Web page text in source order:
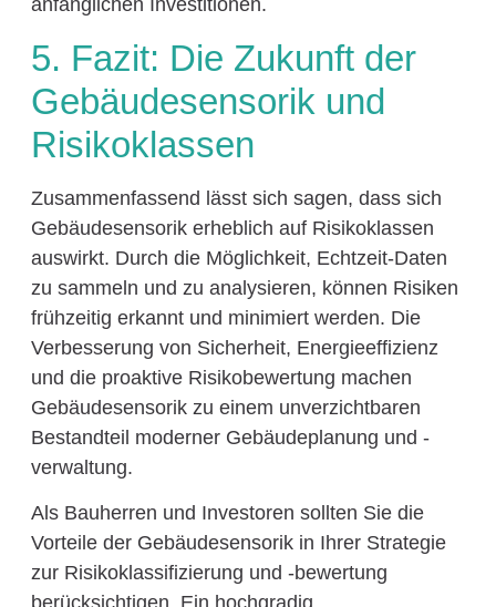
anfänglichen Investitionen.
5. Fazit: Die Zukunft der
Gebäudesensorik und
Risikoklassen
Zusammenfassend lässt sich sagen, dass sich
Gebäudesensorik erheblich auf Risikoklassen
auswirkt. Durch die Möglichkeit, Echtzeit-Daten
zu sammeln und zu analysieren, können Risiken
frühzeitig erkannt und minimiert werden. Die
Verbesserung von Sicherheit, Energieeffizienz
und die proaktive Risikobewertung machen
Gebäudesensorik zu einem unverzichtbaren
Bestandteil moderner Gebäudeplanung und -
verwaltung.
Als Bauherren und Investoren sollten Sie die
Vorteile der Gebäudesensorik in Ihrer Strategie
zur Risikoklassifizierung und -bewertung
berücksichtigen. Ein hochgradig